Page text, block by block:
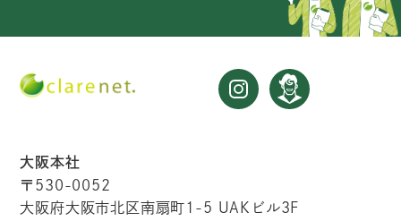
大阪本社
〒530-0052
大阪府大阪市北区南扇町1-5 UAKビル3F